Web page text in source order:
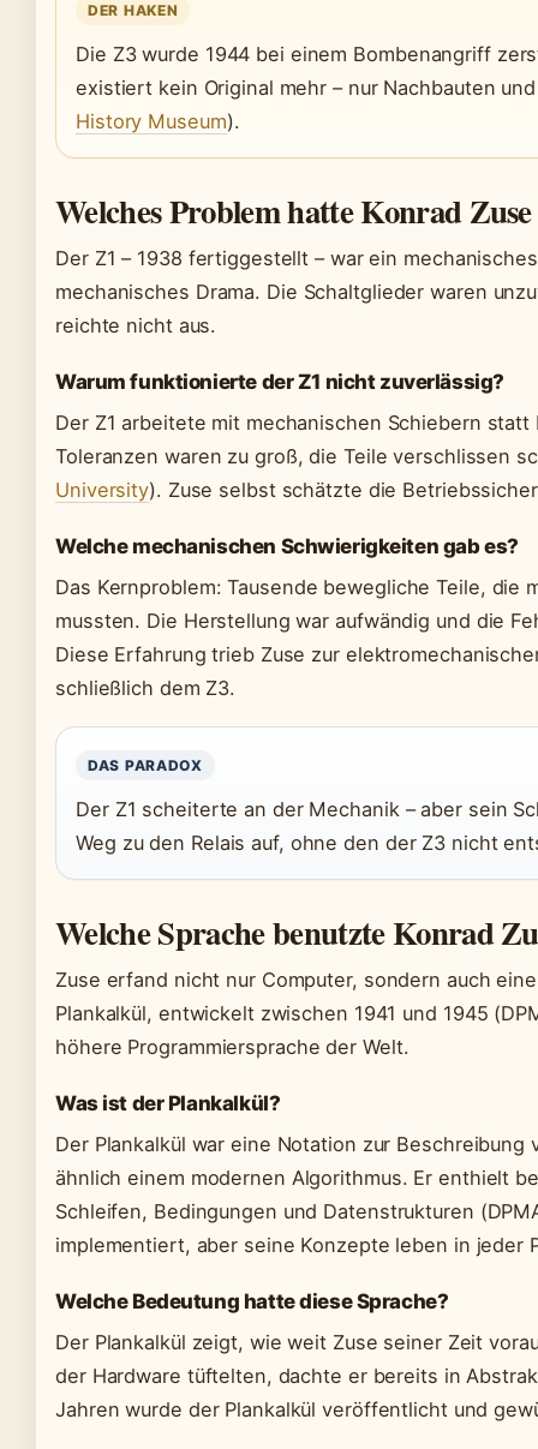
DER HAKEN
Die Z3 wurde 1944 bei einem Bombenangriff
existiert kein Original mehr – nur Nachbauten
History Museum).
Welches Problem hatte Konrad
Der Z1 – 1938 fertiggestellt – war ein
mechanisches Drama. Die Schaltglieder waren
reichte nicht aus.
Warum funktionierte der Z1 nicht zuverlässig?
Der Z1 arbeitete mit mechanischen Schiebern statt
Toleranzen waren zu groß, die Teile verschlissen
University). Zuse selbst schätzte die
Welche mechanischen Schwierigkeiten gab es?
Das Kernproblem: Tausende bewegliche Teile, die
mussten. Die Herstellung war aufwändig und die
Diese Erfahrung trieb Zuse zur
schließlich dem Z3.
DAS PARADOX
Der Z1 scheiterte an der Mechanik – aber sein
Weg zu den Relais auf, ohne den der Z3 nicht
Welche Sprache benutzte Konrad
Zuse erfand nicht nur Computer, sondern auch
Plankalkül, entwickelt zwischen 1941 und 1945
höhere Programmiersprache der Welt.
Was ist der Plankalkül?
Der Plankalkül war eine Notation zur Beschreibung
ähnlich einem modernen Algorithmus. Er enthielt
Schleifen, Bedingungen und Datenstrukturen
implementiert, aber seine Konzepte leben in jeder
Welche Bedeutung hatte diese Sprache?
Der Plankalkül zeigt, wie weit Zuse seiner Zeit
der Hardware tüftelten, dachte er bereits in
Jahren wurde der Plankalkül veröffentlicht und